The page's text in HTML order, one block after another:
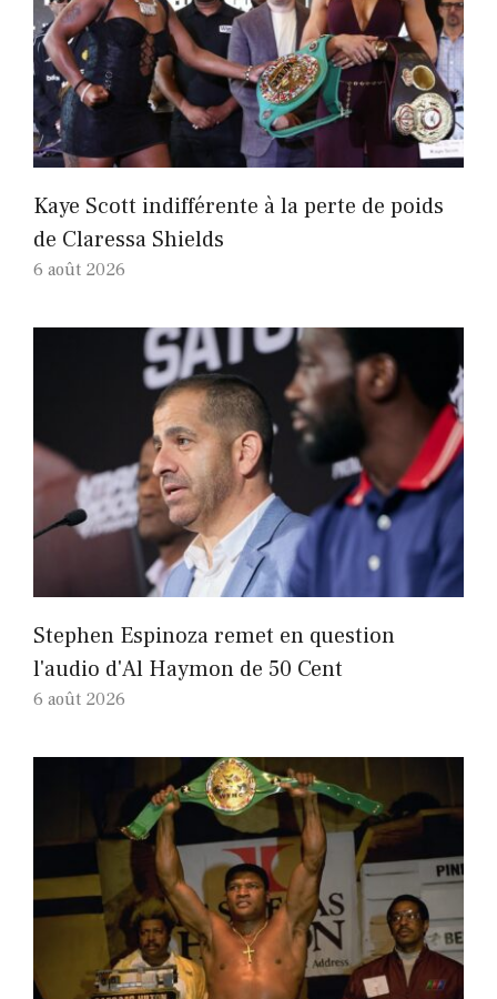
Kaye Scott indifférente à la perte de poids
de Claressa Shields
6 août 2026
Stephen Espinoza remet en question
l'audio d'Al Haymon de 50 Cent
6 août 2026